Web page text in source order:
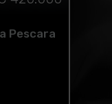
Pescara